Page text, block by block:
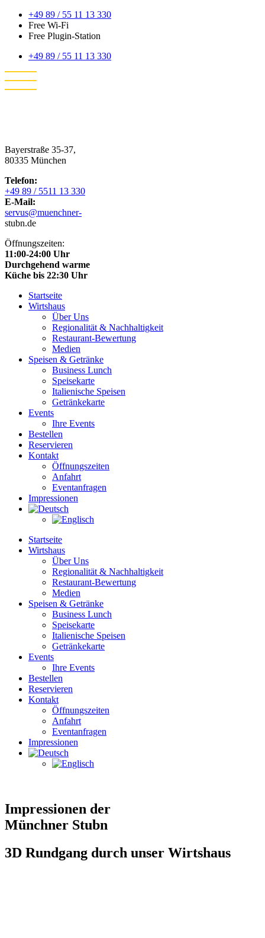
+49 89 / 55 11 13 330
Free Wi-Fi
Free Plugin-Station
+49 89 / 55 11 13 330
Bayerstraße 35-37,
80335 München
Telefon:
+49 89 / 5511 13 330
E-Mail:
servus@muenchner-
stubn.de
Öffnungszeiten:
11:00-24:00 Uhr
Durchgehend warme
Küche bis 22:30 Uhr
Startseite
Wirtshaus
Über Uns
Regionalität & Nachhaltigkeit
Restaurant-Bewertung
Medien
Speisen & Getränke
Business Lunch
Speisekarte
Italienische Speisen
Getränkekarte
Events
Ihre Events
Bestellen
Reservieren
Kontakt
Öffnungszeiten
Anfahrt
Eventanfragen
Impressionen
Startseite
Wirtshaus
Über Uns
Regionalität & Nachhaltigkeit
Restaurant-Bewertung
Medien
Speisen & Getränke
Business Lunch
Speisekarte
Italienische Speisen
Getränkekarte
Events
Ihre Events
Bestellen
Reservieren
Kontakt
Öffnungszeiten
Anfahrt
Eventanfragen
Impressionen
Impressionen der
Münchner Stubn
3D Rundgang durch unser Wirtshaus